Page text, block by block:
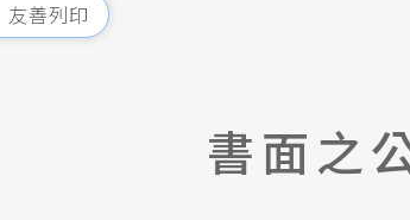
友善列印
書面之